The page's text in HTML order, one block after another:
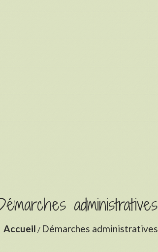
administratives
Accueil / Démarches administratives